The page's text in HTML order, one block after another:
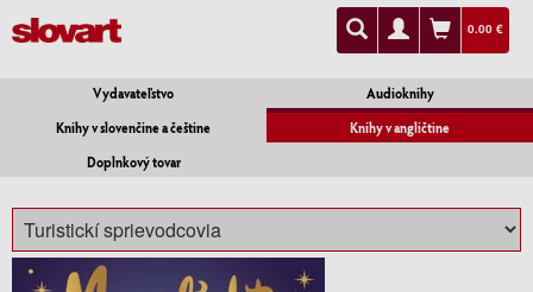
0.00 €
Vydavateľstvo
Audioknihy
Knihy v slovenčine a češtine
Knihy v angličtine
Doplnkový tovar